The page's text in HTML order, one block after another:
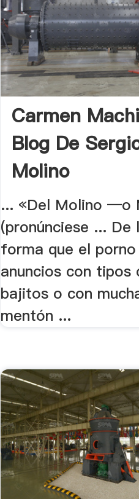
Carmen
Blog De
Molino
... «Del Molino —o
(pronúnciese ... De
forma que el
anuncios con tipos
bajitos o con
mentón ...